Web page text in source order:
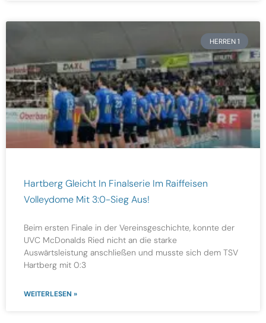
HERREN 1
Hartberg Gleicht In Finalserie Im Raiffeisen
Volleydome Mit 3:0-Sieg Aus!
Beim ersten Finale in der Vereinsgeschichte, konnte der
UVC McDonalds Ried nicht an die starke
Auswärtsleistung anschließen und musste sich dem TSV
Hartberg mit 0:3
WEITERLESEN »